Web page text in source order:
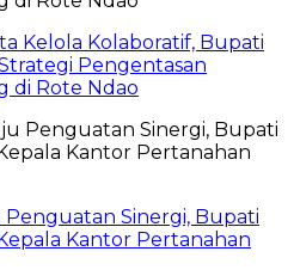
Kelola Kolaboratif, Bupati
Pengentasan
di Rote Ndao
Sinergi, Bupati
Kantor Pertanahan